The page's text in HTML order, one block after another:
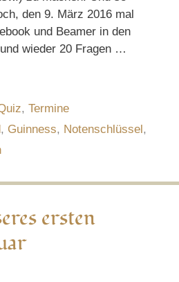
den 9. März 2016 mal
und Beamer in den
wieder 20 Fragen …
,Termine
, Guinness, Notenschlüssel,
ersten